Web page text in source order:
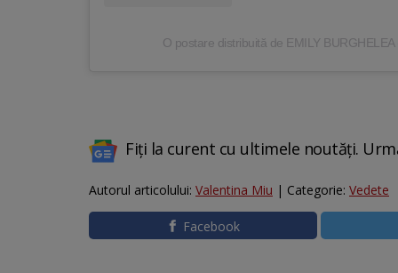
O postare distribuită de EMILY
Fiți la curent cu ultimele noutăți.
Autorul articolului: Valentina Miu | Categorie: Vedete
Facebook